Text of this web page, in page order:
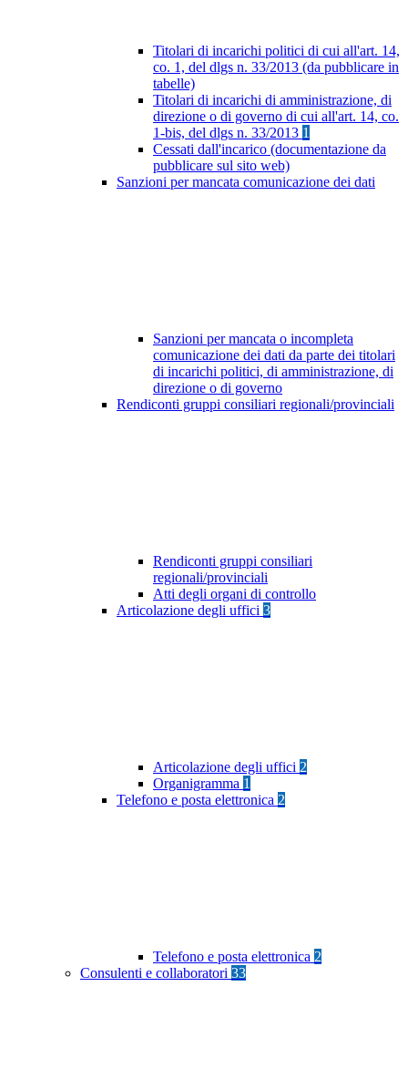
Titolari di incarichi politici di cui all'art. 14,
co. 1, del dlgs n. 33/2013 (da pubblicare in
tabelle)
Titolari di incarichi di amministrazione, di
direzione o di governo di cui all'art. 14, co.
1-bis, del dlgs n. 33/2013 1
Cessati dall'incarico (documentazione da
pubblicare sul sito web)
Sanzioni per mancata comunicazione dei dati
Sanzioni per mancata o incompleta
comunicazione dei dati da parte dei titolari
di incarichi politici, di amministrazione, di
direzione o di governo
Rendiconti gruppi consiliari regionali/provinciali
Rendiconti gruppi consiliari
regionali/provinciali
Atti degli organi di controllo
Articolazione degli uffici 3
Articolazione degli uffici 2
Organigramma 1
Telefono e posta elettronica 2
Telefono e posta elettronica 2
Consulenti e collaboratori 33